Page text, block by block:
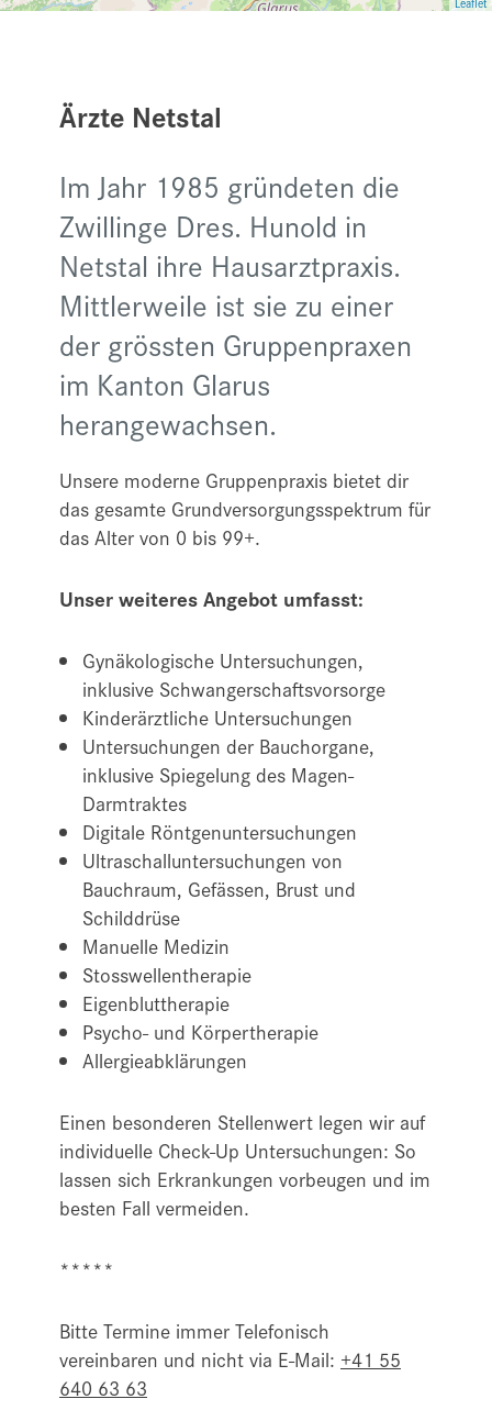
Ärzte Netstal
Im Jahr 1985 gründeten die
Zwillinge Dres. Hunold in
Netstal ihre Hausarztpraxis.
Mittlerweile ist sie zu einer
der grössten Gruppenpraxen
im Kanton Glarus
herangewachsen.
Unsere moderne Gruppenpraxis bietet dir
das gesamte Grundversorgungsspektrum für
das Alter von 0 bis 99+.
Unser weiteres Angebot umfasst:
Gynäkologische Untersuchungen,
inklusive Schwangerschaftsvorsorge
Kinderärztliche Untersuchungen
Untersuchungen der Bauchorgane,
inklusive Spiegelung des Magen-
Darmtraktes
Digitale Röntgenuntersuchungen
Ultraschalluntersuchungen von
Bauchraum, Gefässen, Brust und
Schilddrüse
Manuelle Medizin
Stosswellentherapie
Eigenbluttherapie
Psycho- und Körpertherapie
Allergieabklärungen
Einen besonderen Stellenwert legen wir auf
individuelle Check-Up Untersuchungen: So
lassen sich Erkrankungen vorbeugen und im
besten Fall vermeiden.
*****
Bitte Termine immer Telefonisch
vereinbaren und nicht via E-Mail: +41 55
640 63 63